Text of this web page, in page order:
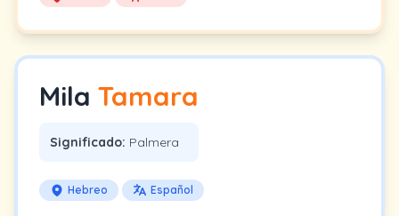
Mila Tamara
Significado: Palmera
Hebreo Español